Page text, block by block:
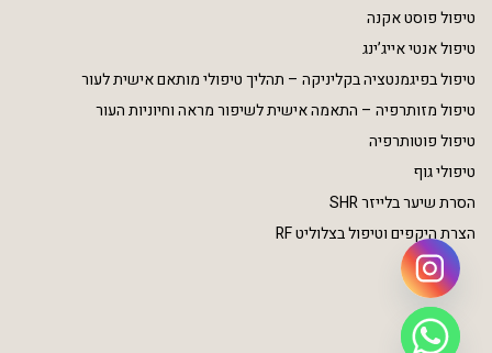
טיפול פוסט אקנה
טיפול אנטי אייג’ינג
טיפול בפיגמנטציה בקליניקה – תהליך טיפולי מותאם אישית לעור
טיפול מזותרפיה – התאמה אישית לשיפור מראה וחיוניות העור
טיפול פוטותרפיה
טיפולי גוף
הסרת שיער בלייזר SHR
הצרת היקפים וטיפול בצלוליט RF